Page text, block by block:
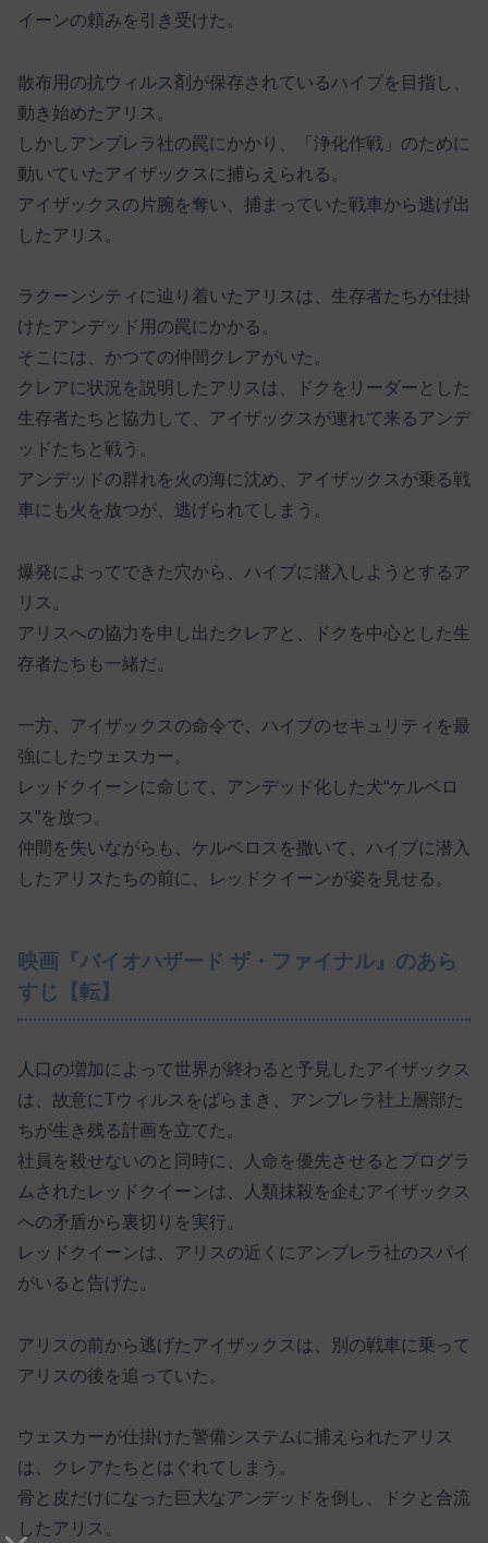
イーンの頼みを引き受けた。
散布用の抗ウィルス剤が保存されているハイブを目指し、
動き始めたアリス。
しかしアンブレラ社の罠にかかり、「浄化作戦」のために
動いていたアイザックスに捕らえられる。
アイザックスの片腕を奪い、捕まっていた戦車から逃げ出
したアリス。
ラクーンシティに辿り着いたアリスは、生存者たちが仕掛
けたアンデッド用の罠にかかる。
そこには、かつての仲間クレアがいた。
クレアに状況を説明したアリスは、ドクをリーダーとした
生存者たちと協力して、アイザックスが連れて来るアンデ
ッドたちと戦う。
アンデッドの群れを火の海に沈め、アイザックスが乗る戦
車にも火を放つが、逃げられてしまう。
爆発によってできた穴から、ハイブに潜入しようとするア
リス。
アリスへの協力を申し出たクレアと、ドクを中心とした生
存者たちも一緒だ。
一方、アイザックスの命令で、ハイブのセキュリティを最
強にしたウェスカー。
レッドクイーンに命じて、アンデッド化した犬“ケルベロ
ス”を放つ。
仲間を失いながらも、ケルベロスを撒いて、ハイブに潜入
したアリスたちの前に、レッドクイーンが姿を見せる。
映画『バイオハザード ザ・ファイナル』のあら
すじ【転】
人口の増加によって世界が終わると予見したアイザックス
は、故意にTウィルスをばらまき、アンブレラ社上層部た
ちが生き残る計画を立てた。
社員を殺せないのと同時に、人命を優先させるとプログラ
ムされたレッドクイーンは、人類抹殺を企むアイザックス
への矛盾から裏切りを実行。
レッドクイーンは、アリスの近くにアンブレラ社のスパイ
がいると告げた。
アリスの前から逃げたアイザックスは、別の戦車に乗って
アリスの後を追っていた。
ウェスカーが仕掛けた警備システムに捕えられたアリス
は、クレアたちとはぐれてしまう。
骨と皮だけになった巨大なアンデッドを倒し、ドクと合流
したアリス。